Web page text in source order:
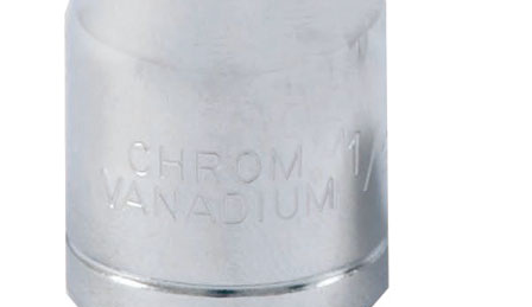
Über uns
Versand & Lieferung